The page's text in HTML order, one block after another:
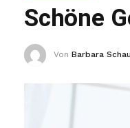
Schöne
Von Barbara